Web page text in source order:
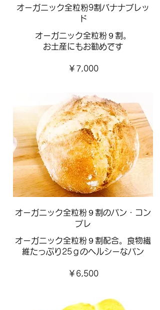
オーガニック全粒粉9割バナナブレッ
ド
オーガニック全粒粉９割。
お土産にもお勧めです
￥7,000
オーガニック全粒粉９割のパン・コン
プレ
オーガニック全粒粉９割配合。食物繊
維たっぷり25ｇのヘルシーなパン
￥6,500